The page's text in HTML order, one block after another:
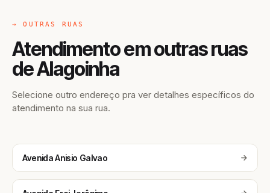
→ OUTRAS RUAS
Atendimento em outras ruas
de Alagoinha
Selecione outro endereço pra ver detalhes específicos do
atendimento na sua rua.
Avenida Anisio Galvao